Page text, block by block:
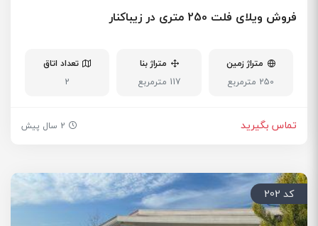
فروش ویلای فلت 250 متری در زیباکنار
متراژ زمین
250 مترمربع
متراژ بنا
117 مترمربع
تعداد اتاق
2
تماس بگیرید 2 سال پیش
کد 202